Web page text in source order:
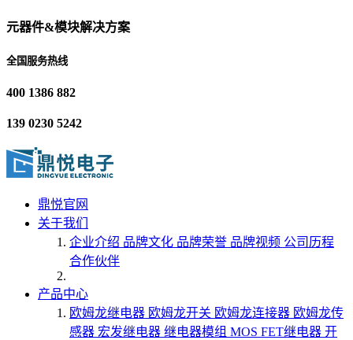
元器件&模块解决方案
全国服务热线
400 1386 882
139 0230 5242
鼎悦官网
关于我们
企业介绍 品牌文化 品牌荣誉 品牌视频 公司历程
合作伙伴
产品中心
欧姆龙继电器 欧姆龙开关 欧姆龙连接器 欧姆龙传
感器 宏发继电器 继电器模组 MOS FET继电器 开